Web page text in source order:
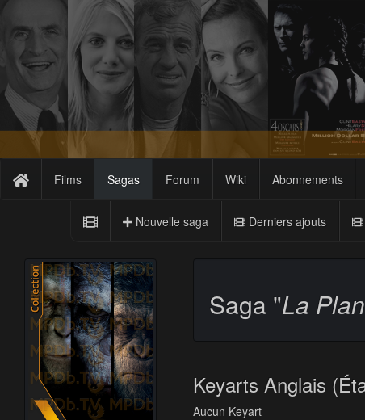
Films Sagas Forum Wiki Abonnements
Nouvelle saga Derniers ajouts
Saga "La
Keyarts Anglais
Aucun Keyart